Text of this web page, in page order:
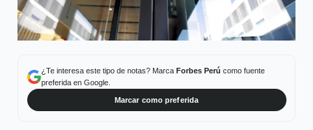
¿Te interesa este tipo de notas? Marca Forbes Perú como fuente
preferida en Google.
Marcar como preferida